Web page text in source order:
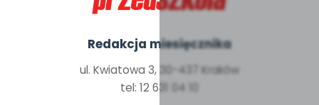
Redakcja miesięcznika
ul. Kwiatowa 3, 30-437 Kraków
tel: 12 631 04 10